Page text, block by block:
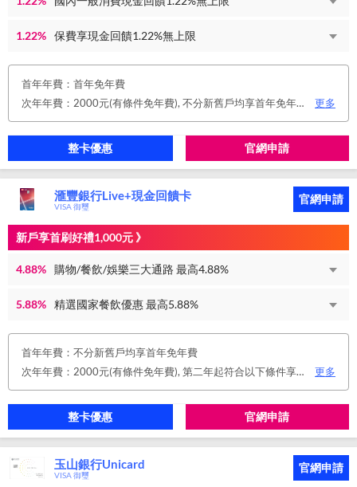
1.22% 保費享現金回饋1.22%無上限
首年年費：首年免年費
次年年費：2000元(有條件免年費), 不分新舊戶均享首年免年費，第二年起符合以下條件享年費優惠辦法： 1.使用非紙本帳單(電子帳單或行動帳單)終身免年費。 2.前一年消費滿8 萬或 12 次享次年免年費。
更多
整卡優惠 官網申請
滙豐銀行Live+現金回饋卡
VISA 御璽
官網申請
新戶享首刷好禮1,000元 》
4.88% 購物/餐飲/娛樂三大通路 最高4.88%
5.88% 精選國家餐飲優惠 最高5.88%
首年年費：不分新舊戶均享首年免年費
次年年費：2000元(有條件免年費), 第二年起符合以下條件享年費優惠辦法 • 使用非紙本帳單(電子帳單或行動帳單)終身免年費 • 前一年消費滿 8 萬或 12 次享次年免年費
更多
整卡優惠 官網申請
玉山銀行Unicard
VISA 御璽
官網申請